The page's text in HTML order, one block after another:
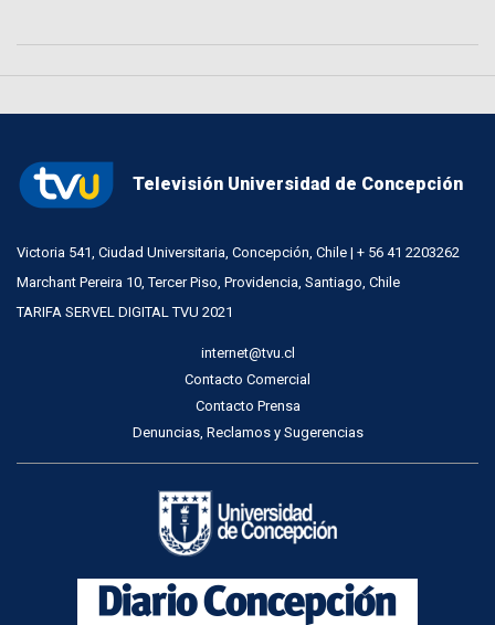
Televisión Universidad de Concepción
Victoria 541, Ciudad Universitaria, Concepción, Chile | + 56 41 2203262
Marchant Pereira 10, Tercer Piso, Providencia, Santiago, Chile
TARIFA SERVEL DIGITAL TVU 2021
internet@tvu.cl
Contacto Comercial
Contacto Prensa
Denuncias, Reclamos y Sugerencias